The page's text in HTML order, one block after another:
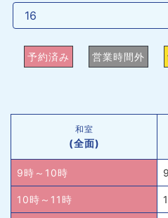
予約済み 営業時間外
和室
(全面)
9時～10時
10時～11時